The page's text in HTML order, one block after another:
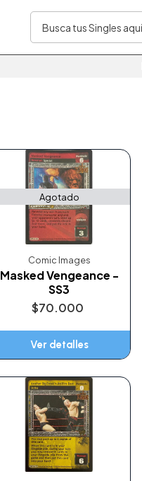
Agotado
Comic Images
Masked Vengeance -
SS3
$70.000
Ver detalles